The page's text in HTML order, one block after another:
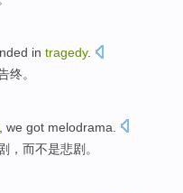
in tragedy.
终。
we got melodrama
， 而不是悲剧。